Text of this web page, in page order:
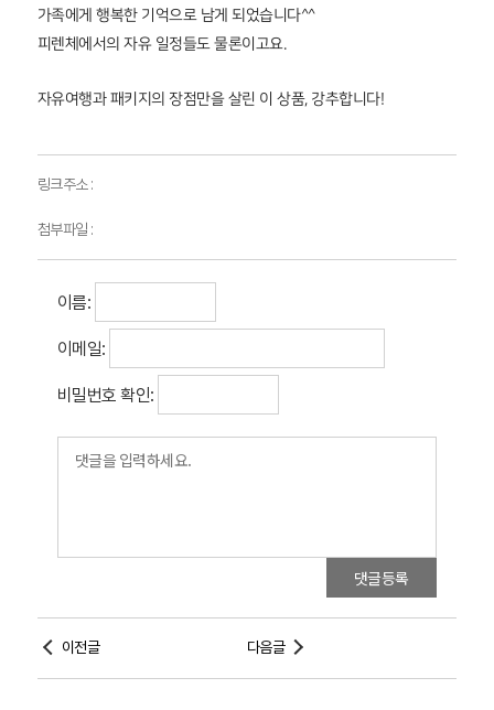
가족에게 행복한 기억으로 남게 되었습니다^^
피렌체에서의 자유 일정들도 물론이고요.
자유여행과 패키지의 장점만을 살린 이 상품, 강추합니다!
링크주소 :
첨부파일 :
이름:
이메일:
비밀번호 확인:
댓글등록
이전글 다음글